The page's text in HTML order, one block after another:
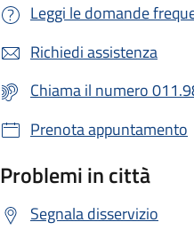
Leggi le domande
Richiedi assistenza
Chiama il numero
Prenota appuntamento
Problemi in città
Segnala disservizio